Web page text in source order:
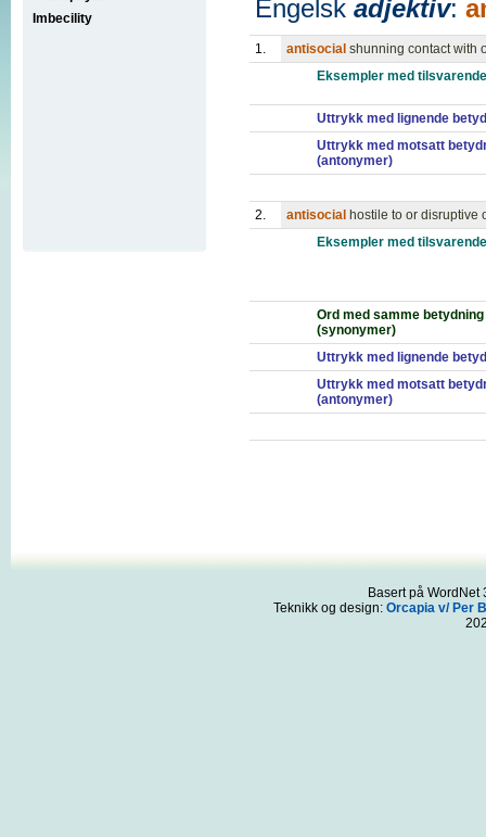
Imbecility
Engelsk adjektiv:
1. antisocial shunning contact with
Eksempler med
Uttrykk med lignende
Uttrykk med motsatt
(antonymer)
2. antisocial hostile to or disruptive
Eksempler med
Ord med samme betydning
(synonymer)
Uttrykk med lignende
Uttrykk med motsatt
(antonymer)
Basert på
Teknikk og design: Orcapia v/ Per